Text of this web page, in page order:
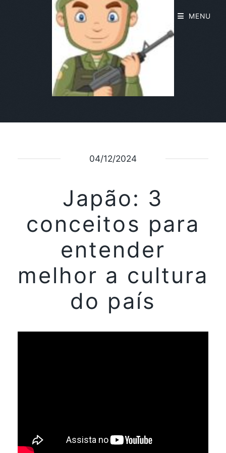
04/12/2024
Japão: 3
conceitos para
entender
melhor a cultura
do país
MENU